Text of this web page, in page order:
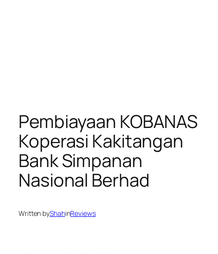
Pembiayaan KOBANAS
Koperasi Kakitangan
Bank Simpanan
Nasional Berhad
Written byShahinReviews